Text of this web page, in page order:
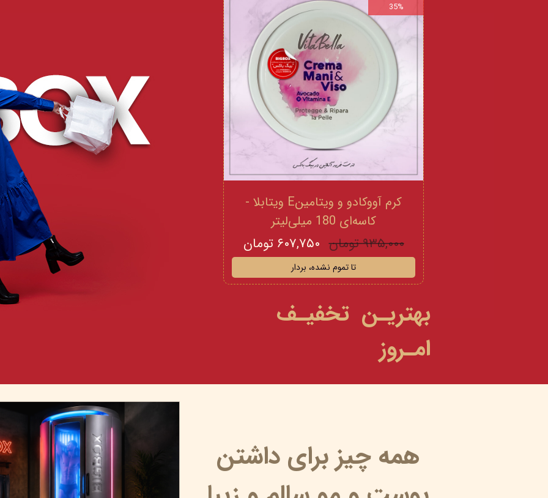
بهتریـن تخفیـف
امـروز
کرم آووکادو و ویتامینE ویتابلا -
کاسه‌ای 180 میلی‌لیتر
۹۳۵,۰۰۰ تومان ۶۰۷,۷۵۰ تومان
تا تموم نشده، بردار
35%
همه چیز برای داشتن